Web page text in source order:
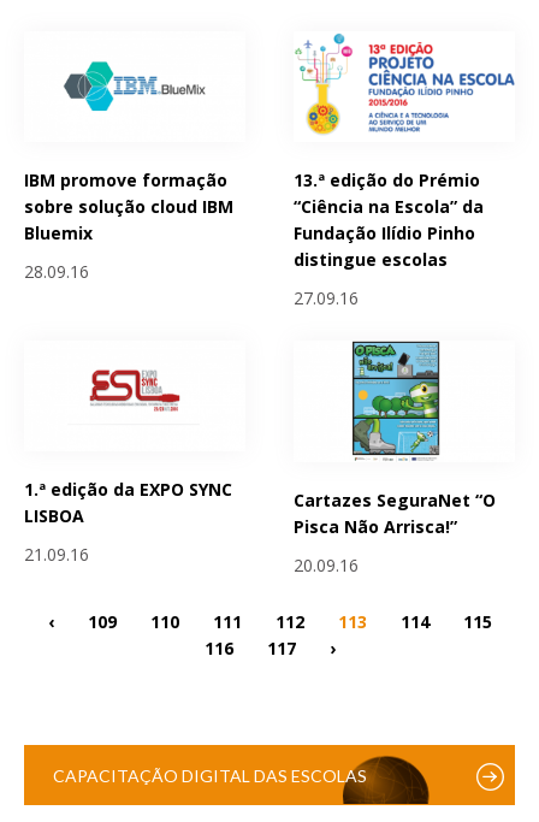
IBM promove formação
sobre solução cloud IBM
Bluemix
28.09.16
13.ª edição do Prémio
“Ciência na Escola” da
Fundação Ilídio Pinho
distingue escolas
27.09.16
1.ª edição da EXPO SYNC
LISBOA
21.09.16
Cartazes SeguraNet “O
Pisca Não Arrisca!”
20.09.16
‹ 109 110 111 112 113 114
115
116
117 ›
CAPACITAÇÃO DIGITAL DAS ESCOLAS